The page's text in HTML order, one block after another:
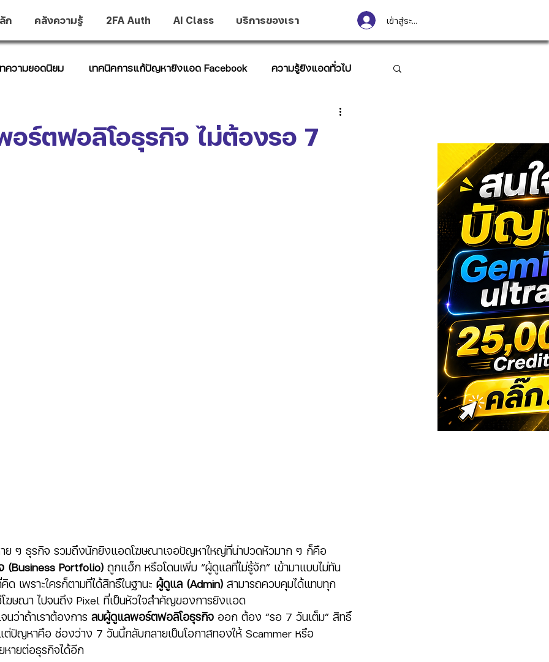
ก คลังความรู้ 2FA Auth AI Class บริการของเรา เข้าสู่ระบบ
ความยอดนิยม เทคนิคการแก้ปัญหายิงแอด Facebook ความรู้ยิงแอดทั่วไป
ร์ตฟอลิโอธุรกิจ ไม่ต้องรอ 7
าย ๆ ธุรกิจ รวมถึงนักยิงแอดโฆษณาเจอปัญหาใหญ่ที่น่าปวดหัวมาก ๆ ก็คือ
Portfolio) ถูกแฮ็ก หรือโดนเพิ่ม “ผู้ดูแลที่ไม่รู้จัก” เข้ามาแบบไม่ทัน
เพราะใครก็ตามที่ได้สิทธิ์ในฐานะ ผู้ดูแล (Admin) สามารถควบคุมได้แทบทุก
ฆษณา ไปจนถึง Pixel ที่เป็นหัวใจสำคัญของการยิงแอด
ว่าถ้าเราต้องการ ลบผู้ดูแลพอร์ตฟอลิโอธุรกิจ ออก ต้อง “รอ 7 วันเต็ม” สิทธิ์
ปัญหาคือ ช่องว่าง 7 วันนี้กลับกลายเป็นโอกาสทองให้ Scammer หรือ
หายต่อธุรกิจได้อีก